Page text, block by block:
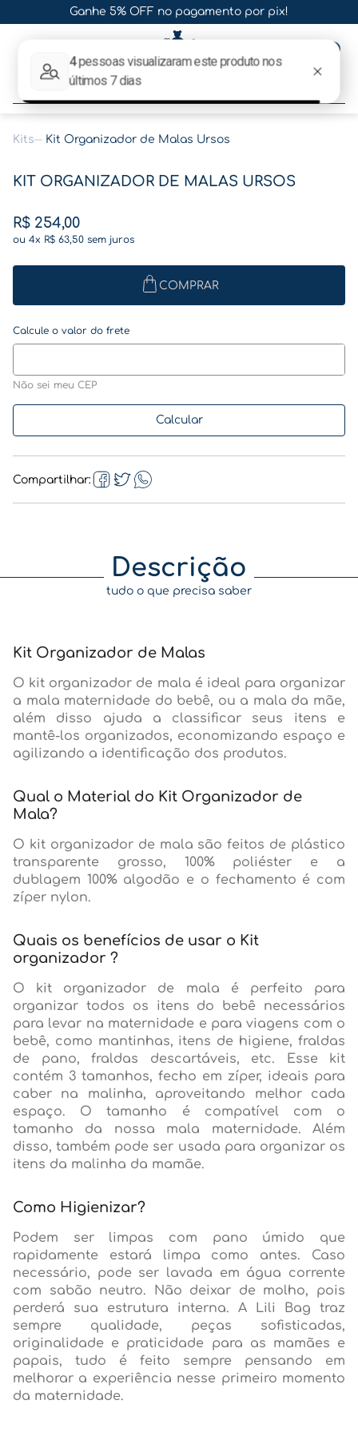
Ganhe 5% OFF no pagamento por pix!
O que procura hoje?
1º gestante
3 º pasta
pasta gestante
Kits Kit Organizador de Malas Ursos
KIT ORGANIZADOR DE MALAS URSOS
R$ 254,00
ou 4x R$ 63,50 sem juros
COMPRAR
Não sei meu CEP
Compartilhar
Descrição
tudo o que precisa saber
Kit Organizador de Malas
O kit organizador de mala é ideal para organizar
a mala maternidade do bebê, ou a mala da mãe,
além disso ajuda a classificar seus itens e
mantê-los organizados, economizando espaço e
agilizando a identificação dos produtos.
Qual o Material do Kit Organizador de
Mala?
O kit organizador de mala são feitos de plástico
transparente grosso, 100% poliéster e a
dublagem 100% algodão e o fechamento é com
zíper nylon.
Quais os benefícios de usar o Kit
organizador ?
O kit organizador de mala é perfeito para
organizar todos os itens do bebê necessários
para levar na maternidade e para viagens com o
bebê, como mantinhas, itens de higiene, fraldas
de pano, fraldas descartáveis, etc. Esse kit
contém 3 tamanhos, fecho em zíper, ideais para
caber na malinha, aproveitando melhor cada
espaço. O tamanho é compatível com o
tamanho da nossa mala maternidade. Além
disso, também pode ser usada para organizar os
itens da malinha da mamãe.
Como Higienizar?
Podem ser limpas com pano úmido que
rapidamente estará limpa como antes. Caso
necessário, pode ser lavada em água corrente
com sabão neutro. Não deixar de molho, pois
perderá sua estrutura interna. A Lili Bag traz
sempre qualidade, peças sofisticadas,
originalidade e praticidade para as mamães e
papais, tudo é feito sempre pensando em
melhorar a experiência nesse primeiro momento
da maternidade.